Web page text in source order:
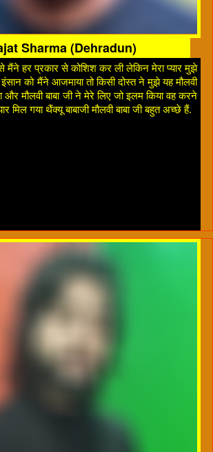
Sharma (Dehradun)
मैंने हर प्रकार से कोशिश कर ली लेकिन मेरा प्यार मुझे
इंसान को मैंने आजमाया तो किसी दोस्त ने मुझे यह मौलवी
और मौलवी बाबा जी ने मेरे लिए जो इलम किया वह करने
मिल गया थैंक्यू बाबाजी मौलवी बाबा जी बहुत अच्छे हैं.